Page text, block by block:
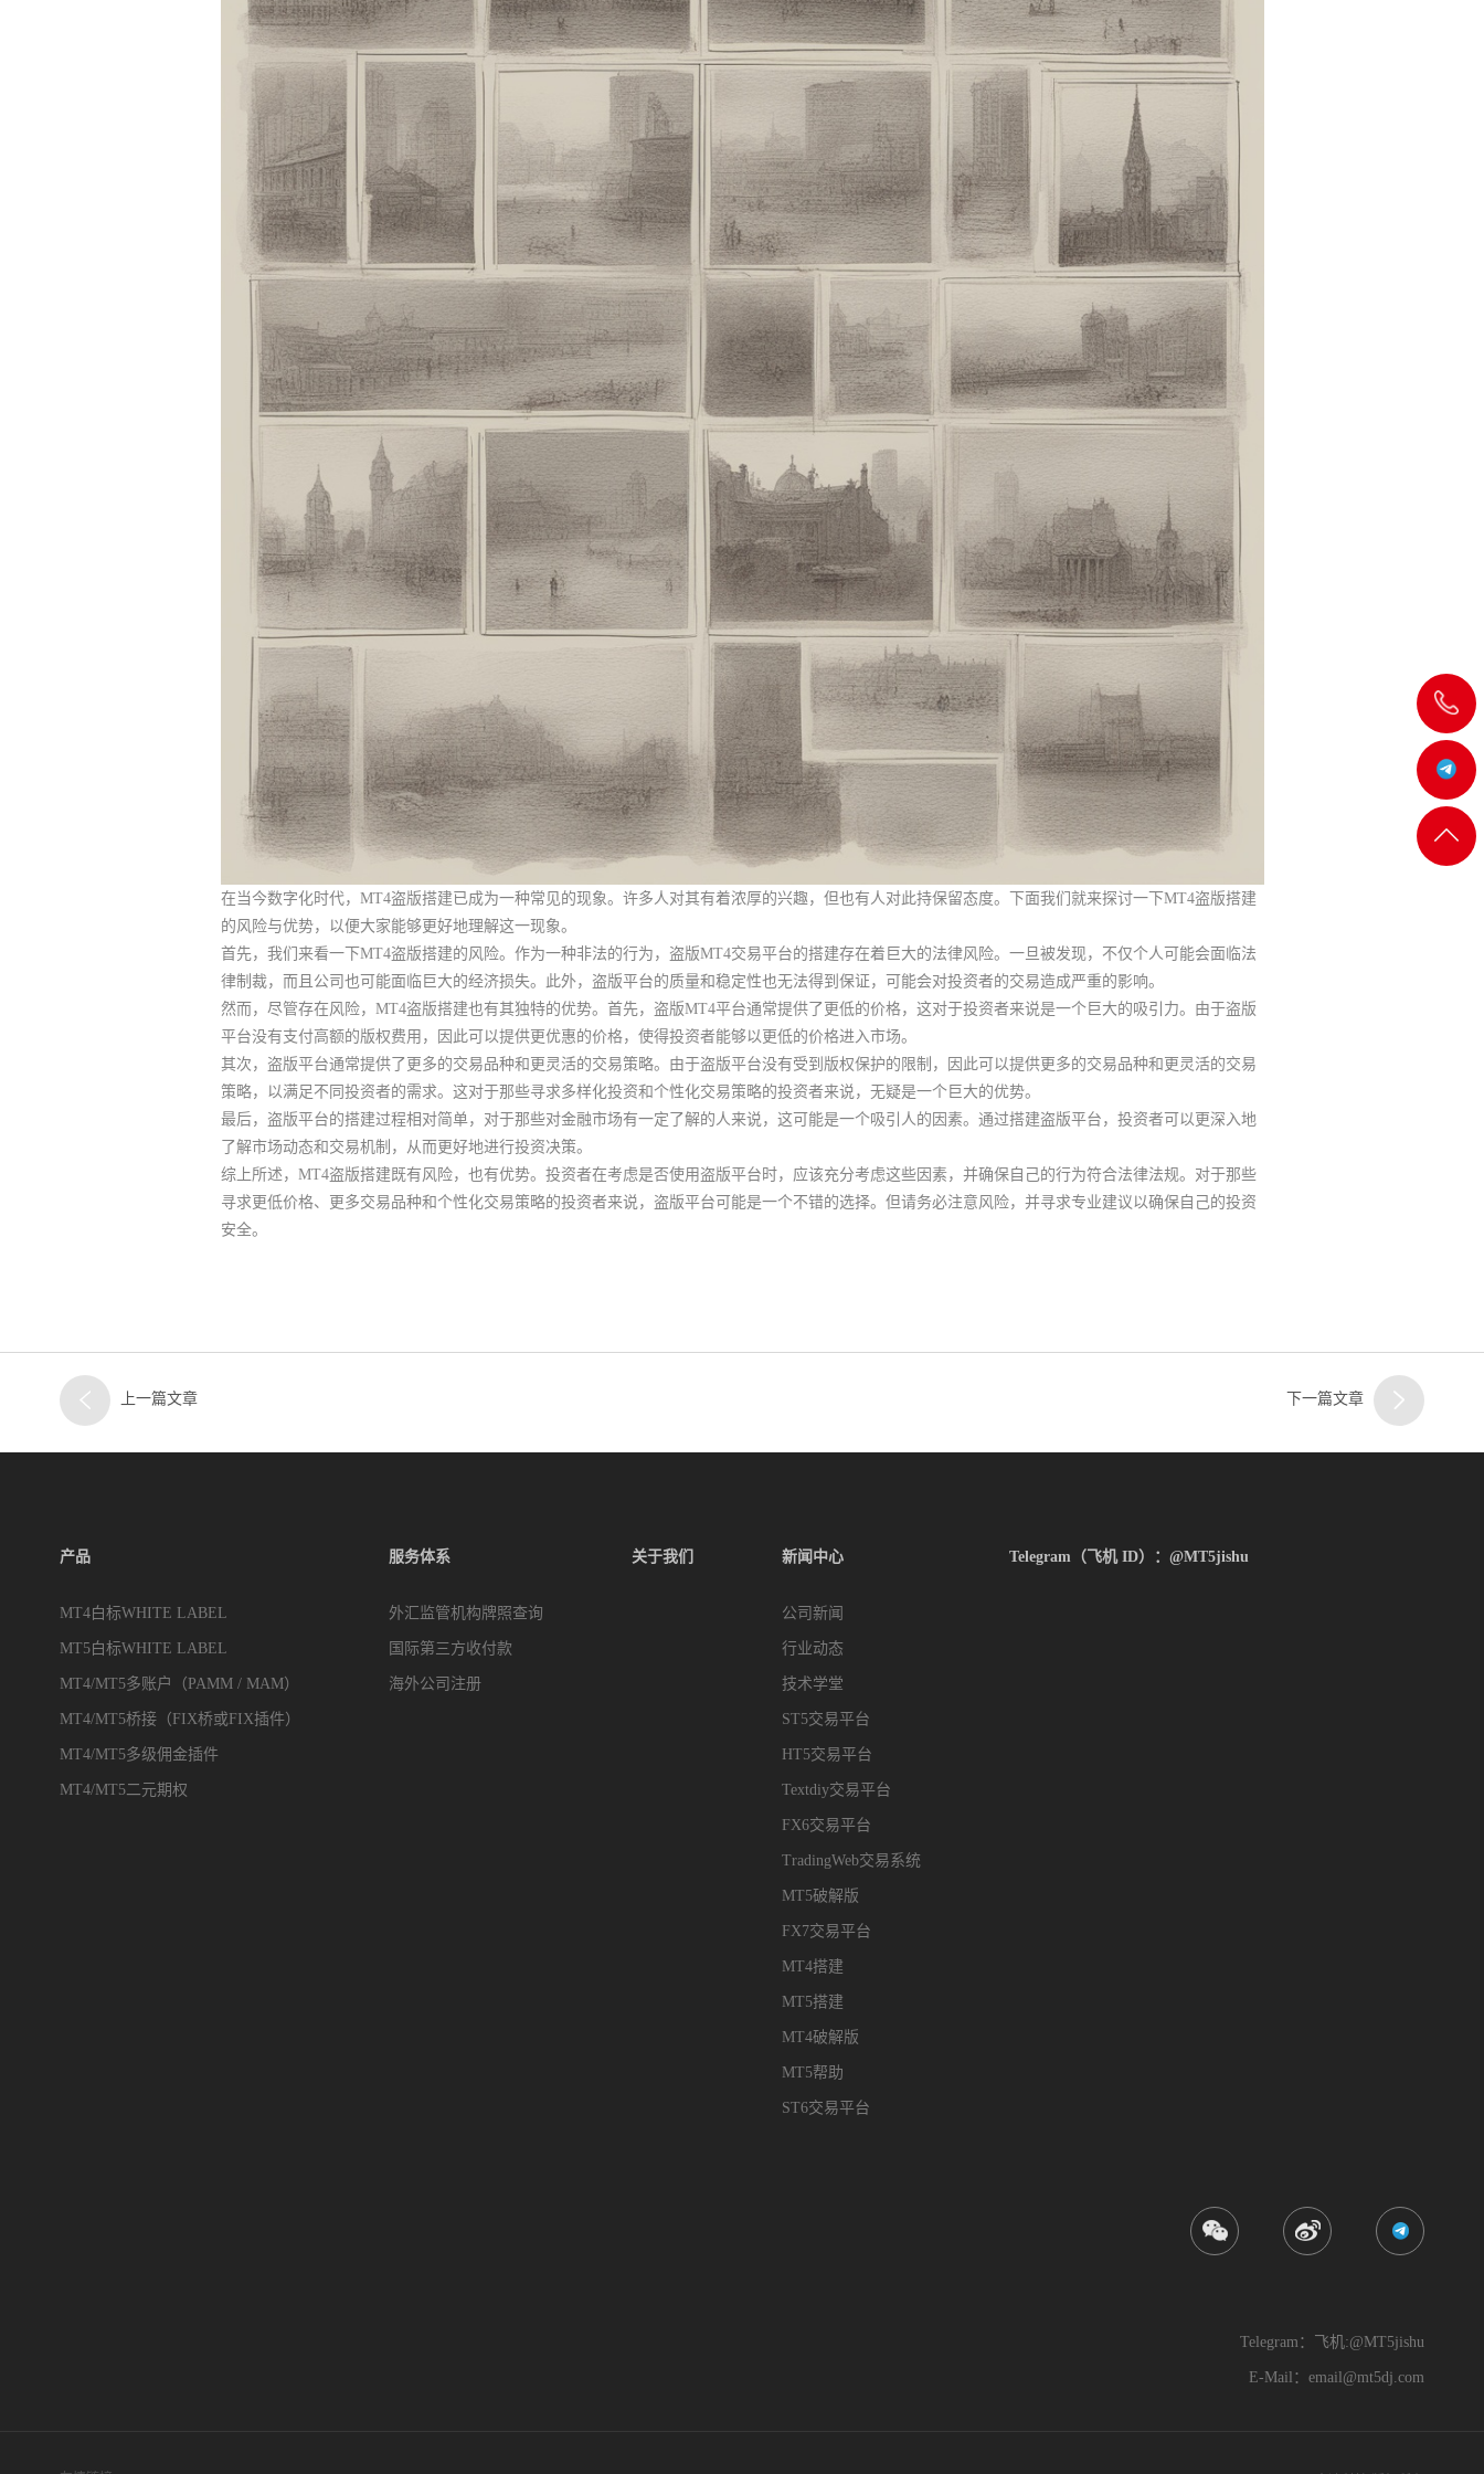
飞
机
客服
返回
在当今数字化时代，MT4盗版搭建已成为一种常见的现象。许多人对其有着浓厚的兴趣，但也有人对此持保留态度。下面我们就来探讨一下MT4盗版搭建
的风险与优势，以便大家能够更好地理解这一现象。
首先，我们来看一下MT4盗版搭建的风险。作为一种非法的行为，盗版MT4交易平台的搭建存在着巨大的法律风险。一旦被发现，不仅个人可能会面临法
律制裁，而且公司也可能面临巨大的经济损失。此外，盗版平台的质量和稳定性也无法得到保证，可能会对投资者的交易造成严重的影响。
然而，尽管存在风险，MT4盗版搭建也有其独特的优势。首先，盗版MT4平台通常提供了更低的价格，这对于投资者来说是一个巨大的吸引力。由于盗版
平台没有支付高额的版权费用，因此可以提供更优惠的价格，使得投资者能够以更低的价格进入市场。
其次，盗版平台通常提供了更多的交易品种和更灵活的交易策略。由于盗版平台没有受到版权保护的限制，因此可以提供更多的交易品种和更灵活的交易
策略，以满足不同投资者的需求。这对于那些寻求多样化投资和个性化交易策略的投资者来说，无疑是一个巨大的优势。
最后，盗版平台的搭建过程相对简单，对于那些对金融市场有一定了解的人来说，这可能是一个吸引人的因素。通过搭建盗版平台，投资者可以更深入地
了解市场动态和交易机制，从而更好地进行投资决策。
综上所述，MT4盗版搭建既有风险，也有优势。投资者在考虑是否使用盗版平台时，应该充分考虑这些因素，并确保自己的行为符合法律法规。对于那些
寻求更低价格、更多交易品种和个性化交易策略的投资者来说，盗版平台可能是一个不错的选择。但请务必注意风险，并寻求专业建议以确保自己的投资
安全。
上一篇文章 下一篇文章
产品
MT4白标WHITE LABEL
MT5白标WHITE LABEL
MT4/MT5多账户（PAMM / MAM）
MT4/MT5桥接（FIX桥或FIX插件）
MT4/MT5多级佣金插件
MT4/MT5二元期权
服务体系
外汇监管机构牌照查询
国际第三方收付款
海外公司注册
关于我们 新闻中心
公司新闻
行业动态
技术学堂
ST5交易平台
HT5交易平台
Textdiy交易平台
FX6交易平台
TradingWeb交易系统
MT5破解版
FX7交易平台
MT4搭建
MT5搭建
MT4破解版
MT5帮助
ST6交易平台
Telegram（飞机 ID）：@MT5jishu
Telegram：飞机:@MT5jishu
E-Mail：email@mt5dj.com